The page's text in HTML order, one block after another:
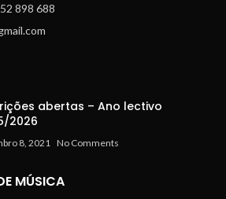
898 688
abertas – Ano lectivo
2026
8, 2021 No Comments
MÚSICA